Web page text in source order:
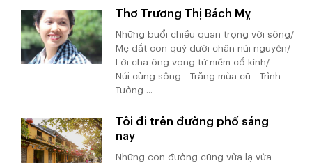
Thơ Trương Thị Bách Mỵ
Những buổi chiều quan trọng với sông/
Mẹ dắt con quỳ dưới chân núi nguyện/
Lời cha ông vọng từ niềm cổ kính/
Núi cùng sông - Trăng mùa cũ - Trình
Tường ...
Tôi đi trên đường phố sáng
nay
Những con đường cũng vừa lạ vừa